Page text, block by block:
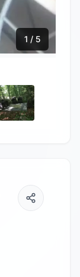
1 / 5